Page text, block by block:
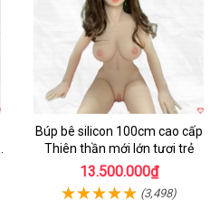
Búp bê silicon 100cm cao cấp
Thiên thần mới lớn tươi trẻ
13.500.000₫
(3,498)